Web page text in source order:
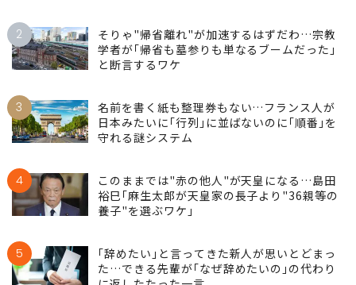
2
そりゃ"帰省離れ"が加速するはずだわ…宗教
学者が｢帰省も墓参りも単なるブームだった｣
と断言するワケ
3
名前を書く紙も整理券もない…フランス人が
日本みたいに｢行列｣に並ばないのに｢順番｣を
守れる謎システム
4
このままでは"赤の他人"が天皇になる…島田
裕巳｢麻生太郎が天皇家の長子より"36親等の
養子"を選ぶワケ｣
5
｢辞めたい｣と言ってきた新人が思いとどまっ
た…できる先輩が｢なぜ辞めたいの｣の代わり